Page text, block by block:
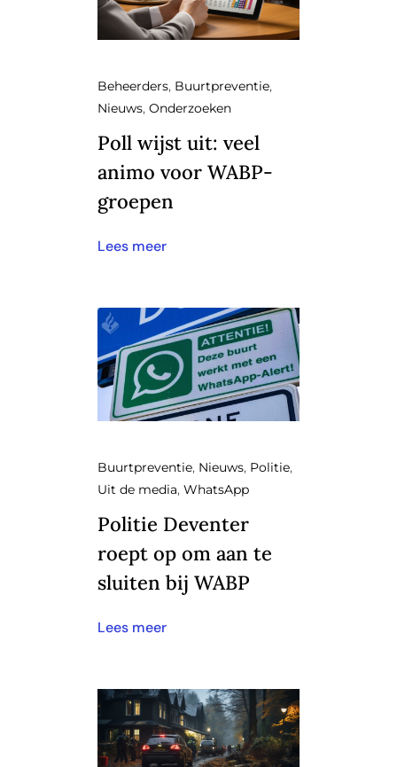
Beheerders, Buurtpreventie,
Nieuws, Onderzoeken
Poll wijst uit: veel
animo voor WABP-
groepen
Lees meer
Buurtpreventie, Nieuws, Politie,
Uit de media, WhatsApp
Politie Deventer
roept op om aan te
sluiten bij WABP
Lees meer